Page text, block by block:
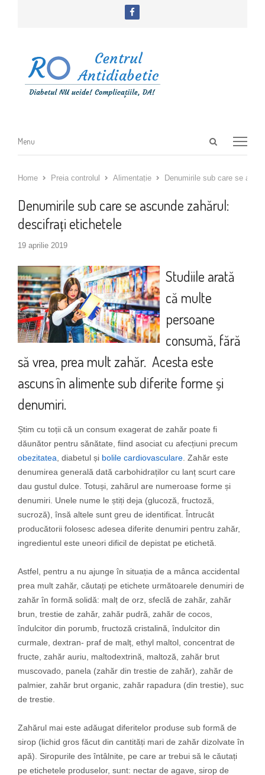
Open
Menu
Menu
Home Preia controlul Alimentație Denumirile sub care se
Denumirile sub care se ascunde zahărul:
descifrați etichetele
19 aprilie 2019
Studiile arată
că multe
persoane
consumă, fără
să vrea, prea mult zahăr. Acesta este
ascuns în alimente sub diferite forme și
denumiri.
Știm cu toții că un consum exagerat de zahăr poate fi
dăunător pentru sănătate, fiind asociat cu afecțiuni precum
obezitatea , diabetul și bolile cardiovasculare. Zahăr este
denumirea generală dată carbohidraților cu lanț scurt care
dau gustul dulce. Totuși, zahărul are numeroase forme și
denumiri. Unele nume le știți deja (glucoză, fructoză,
sucroză), însă altele sunt greu de identificat. Întrucât
producătorii folosesc adesea diferite denumiri pentru zahăr,
ingredientul este uneori dificil de depistat pe etichetă.
Astfel, pentru a nu ajunge în situația de a mânca accidental
prea mult zahăr, căutați pe etichete următoarele denumiri de
zahăr în formă solidă: malț de orz, sfeclă de zahăr, zahăr
brun, trestie de zahăr, zahăr pudră, zahăr de cocos,
îndulcitor din porumb, fructoză cristalină, îndulcitor din
curmale, dextran- praf de malț, ethyl maltol, concentrat de
fructe, zahăr auriu, maltodextrină, maltoză, zahăr brut
muscovado, panela (zahăr din trestie de zahăr), zahăr de
palmier, zahăr brut organic, zahăr rapadura (din trestie), suc
de trestie.
Zahărul mai este adăugat diferitelor produse sub formă de
sirop (lichid gros făcut din cantități mari de zahăr dizolvate în
apă). Siropurile des întâlnite, pe care ar trebui să le căutați
pe etichetele produselor, sunt: nectar de agave, sirop de